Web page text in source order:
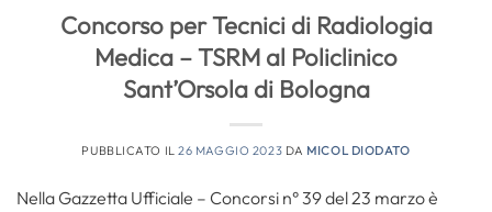
Concorso per Tecnici di Radiologia
Medica – TSRM al Policlinico
Sant’Orsola di Bologna
PUBBLICATO IL26 MAGGIO 2023 DA MICOL DIODATO
Nella Gazzetta Ufficiale – Concorsi n° 39 del 23 marzo è